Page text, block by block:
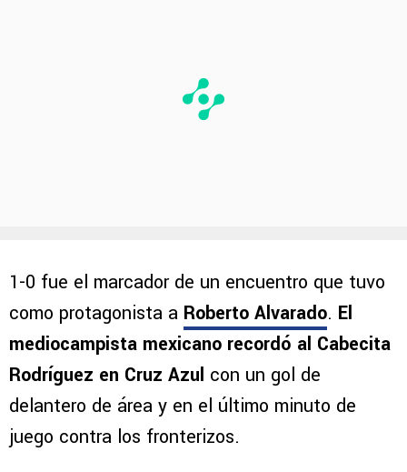
1-0 fue el marcador de un encuentro que tuvo
como protagonista a Roberto Alvarado. El
mediocampista mexicano recordó al Cabecita
Rodríguez en Cruz Azul con un gol de
delantero de área y en el último minuto de
juego contra los fronterizos.